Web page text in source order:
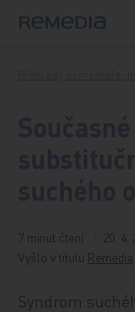
7 minut čtení 20. 4.
Vyšlo v titulu Remedia
Syndrom